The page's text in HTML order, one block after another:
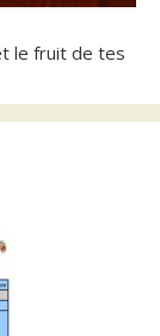
le fruit de tes